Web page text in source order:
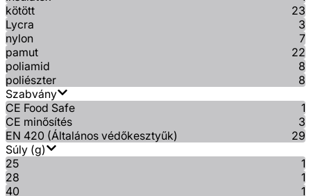
kötött
23
Lycra
3
nylon
7
pamut
22
poliamid
8
poliészter
8
Szabvány
CE Food Safe
1
CE minősítés
3
EN 420 (Általános védőkesztyűk)
29
Súly (g)
25
1
28
1
40
1